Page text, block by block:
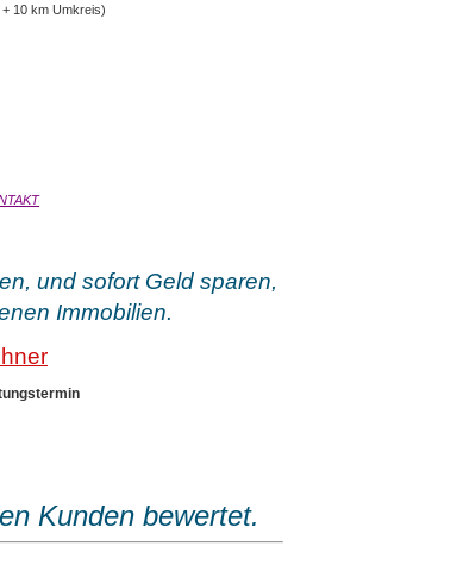
10 km Umkreis)
und sofort Geld sparen,
Immobilien.
Kunden bewertet.